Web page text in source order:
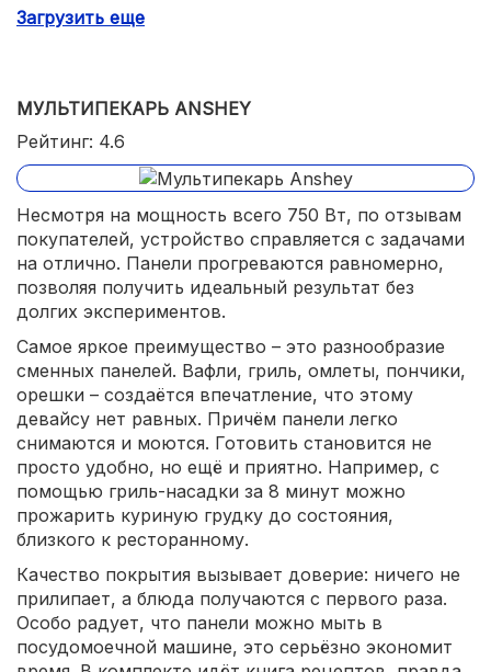
длительное время приготовления.
Загрузить еще
МУЛЬТИПЕКАРЬ ANSHEY
Рейтинг: 4.6
Несмотря на мощность всего 750 Вт, по отзывам
покупателей, устройство справляется с задачами
на отлично. Панели прогреваются равномерно,
позволяя получить идеальный результат без
долгих экспериментов.
Самое яркое преимущество – это разнообразие
сменных панелей. Вафли, гриль, омлеты, пончики,
орешки – создаётся впечатление, что этому
девайсу нет равных. Причём панели легко
снимаются и моются. Готовить становится не
просто удобно, но ещё и приятно. Например, с
помощью гриль-насадки за 8 минут можно
прожарить куриную грудку до состояния,
близкого к ресторанному.
Качество покрытия вызывает доверие: ничего не
прилипает, а блюда получаются с первого раза.
Особо радует, что панели можно мыть в
посудомоечной машине, это серьёзно экономит